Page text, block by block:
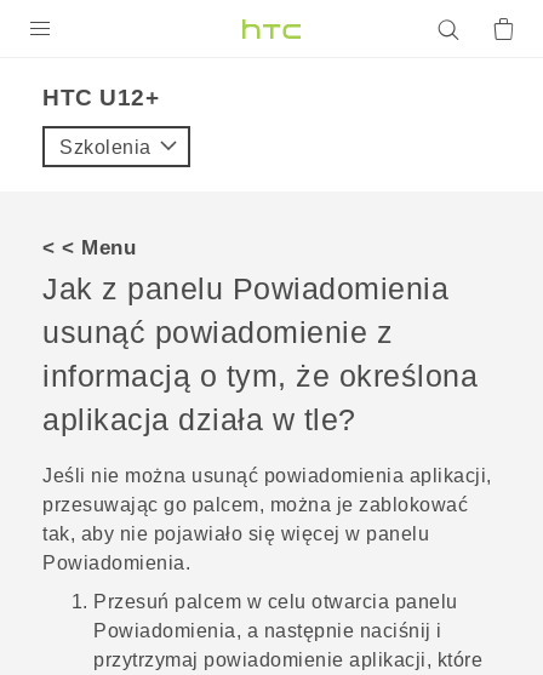
VIVE
VIVERSE
POMOC TECHNICZNA
Urządzenia i akcesoria HTC
Zaloguj się
HTC U12+‎
Szkolenia
< < Menu
Jak z panelu Powiadomienia
usunąć powiadomienie z
informacją o tym, że określona
aplikacja działa w tle?
Jeśli nie można usunąć powiadomienia aplikacji,
przesuwając go palcem, można je zablokować
tak, aby nie pojawiało się więcej w panelu
Powiadomienia.
Przesuń palcem w celu otwarcia panelu
Powiadomienia, a następnie naciśnij i
przytrzymaj powiadomienie aplikacji, które